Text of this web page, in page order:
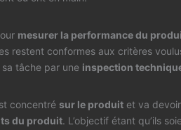
mesurer la performance du
restent conformes aux critères
tâche par une inspection
concentré sur le produit et va
du produit. L’objectif étant qu’ils